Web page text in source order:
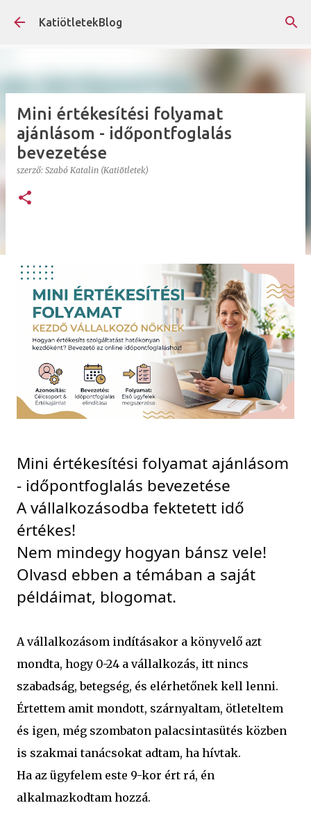
Ugrás a fő tartalomra
KatiötletekBlog
Mini értékesítési folyamat
ajánlásom - időpontfoglalás
bevezetése
szerző: Szabó Katalin (Katiötletek)
Mini értékesítési folyamat ajánlásom
- időpontfoglalás bevezetése
A vállalkozásodba fektetett idő
értékes!
Nem mindegy hogyan bánsz vele!
Olvasd ebben a témában a saját
példáimat, blogomat.
A vállalkozásom indításakor a könyvelő azt
mondta, hogy 0-24 a vállalkozás, itt nincs
szabadság, betegség, és elérhetőnek kell lenni.
Értettem amit mondott, szárnyaltam, ötleteltem
és igen, még szombaton palacsintasütés közben
is szakmai tanácsokat adtam, ha hívtak.
Ha az ügyfelem este 9-kor ért rá, én
alkalmazkodtam hozzá.